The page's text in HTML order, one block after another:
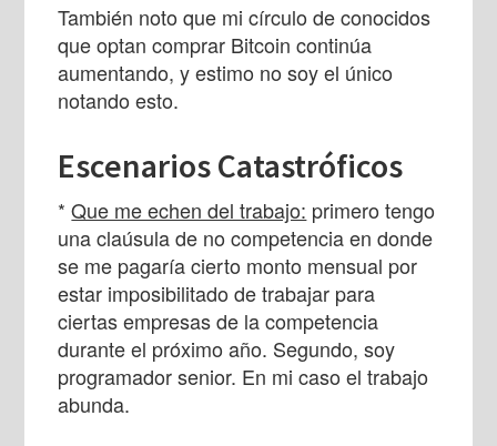
También noto que mi círculo de conocidos
que optan comprar Bitcoin continúa
aumentando, y estimo no soy el único
notando esto.
Escenarios Catastróficos
*Que me echen del trabajo: primero tengo
una claúsula de no competencia en donde
se me pagaría cierto monto mensual por
estar imposibilitado de trabajar para
ciertas empresas de la competencia
durante el próximo año. Segundo, soy
programador senior. En mi caso el trabajo
abunda.